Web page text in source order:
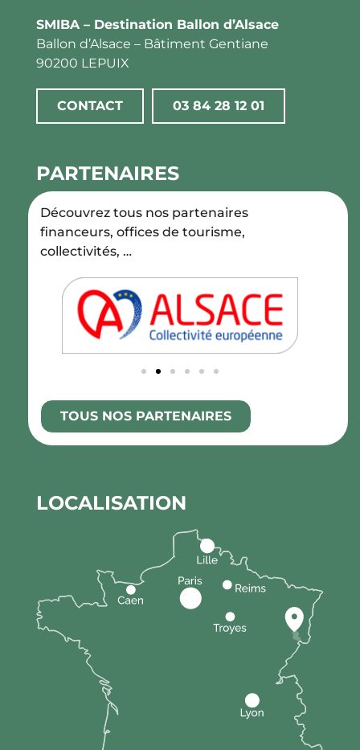
SMIBA – Destination Ballon d’Alsace
Ballon d’Alsace – Bâtiment Gentiane
90200 LEPUIX
CONTACT 03 84 28 12 01
PARTENAIRES
Découvrez tous nos partenaires
financeurs, offices de tourisme,
collectivités, …
TOUS NOS PARTENAIRES
LOCALISATION